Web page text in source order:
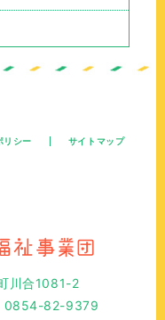
リシー
サイトマップ
川合1081-2
0854-82-9379